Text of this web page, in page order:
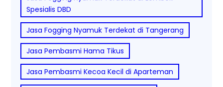
Spesialis DBD
Jasa Fogging Nyamuk Terdekat di Tangerang
Jasa Pembasmi Hama Tikus
Jasa Pembasmi Kecoa Kecil di Aparteman